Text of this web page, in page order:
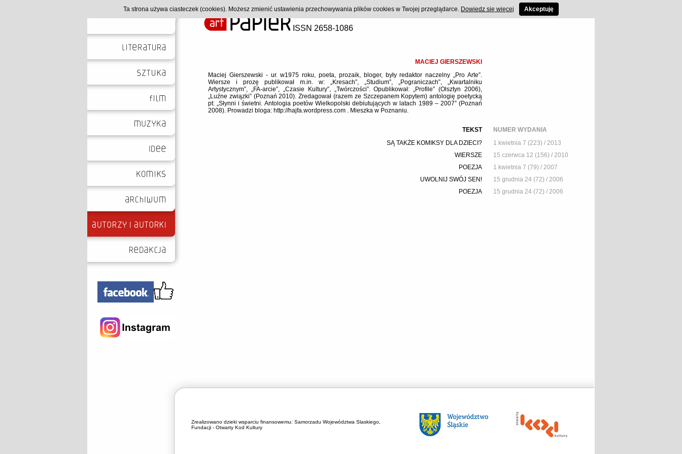
ISSN 2658-1086
MACIEJ GIERSZEWSKI
Maciej Gierszewski - ur. w1975 roku, poeta, prozaik, bloger, były redaktor naczelny „Pro Arte”.
Wiersze i prozę publikował m.in. w: „Kresach”, „Studium”, „Pograniczach”, „Kwartalniku
Artystycznym”, „FA-arcie”, „Czasie Kultury”, „Twórczości”. Opublikował: „Profile” (Olsztyn 2006),
„Luźne związki” (Poznań 2010). Zredagował (razem ze Szczepanem Kopytem) antologię poetycką
pt: „Słynni i świetni. Antologia poetów Wielkopolski debiutujących w latach 1989 – 2007” (Poznań
2008). Prowadzi bloga: http://hajfa.wordpress.com . Mieszka w Poznaniu.
TEKST
NUMER WYDANIA
SĄ TAKŻE KOMIKSY DLA DZIECI?
1 kwietnia 7 (223) / 2013
WIERSZE
15 czerwca 12 (156) / 2010
POEZJA
1 kwietnia 7 (79) / 2007
UWOLNIJ SWÓJ SEN!
15 grudnia 24 (72) / 2006
POEZJA
15 grudnia 24 (72) / 2006
Zrealizowano dzieki wsparciu finansowemu: Samorzadu Województwa Slaskiego,
Fundacji - Otwarty Kod Kultury
Ta strona używa ciasteczek (cookies). Możesz zmienić ustawienia przechowywania plików cookies w Twojej przeglądarce. Dowiedz się więcej Akceptuję